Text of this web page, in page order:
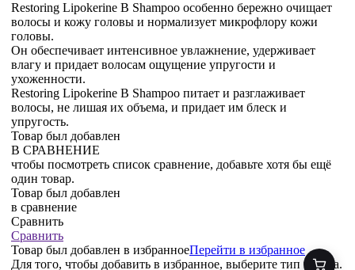
Restoring Lipokerine B Shampoo особенно бережно очищает
волосы и кожу головы и нормализует микрофлору кожи
головы.
Он обеспечивает интенсивное увлажнение, удерживает
влагу и придает волосам ощущение упругости и
ухоженности.
Restoring Lipokerine B Shampoo питает и разглаживает
волосы, не лишая их объема, и придает им блеск и
упругость.
Товар был добавлен
В СРАВНЕНИЕ
чтобы посмотреть список сравнение, добавьте хотя бы ещё
один товар.
Товар был добавлен
в сравнение
Сравнить
Сравнить
Товар был добавлен в избранноеПерейти в избранное
Для того, чтобы добавить в избранное, выберите тип товара.